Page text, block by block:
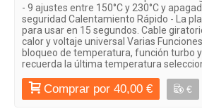
- 9 ajustes entre 150°C y 230°C y
seguridad Calentamiento Rápido - La
para usar en 15 segundos. Cable
calor y voltaje universal Varias
bloqueo de temperatura, función turbo
recuerda la última temperatura
Comprar por 40,00 € €